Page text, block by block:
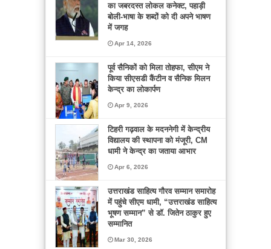
का जबरदस्त लोकल कनेक्ट, पहाड़ी
बोली-भाषा के शब्दों को दी अपने भाषण
में जगह
Apr 14, 2026
पूर्व सैनिकों को मिला तोहफा, सीएम ने
किया सीएसडी कैंटीन व सैनिक मिलन
केन्द्र का लोकार्पण
Apr 9, 2026
टिहरी गढ़वाल के मदननेगी में केन्द्रीय
विद्यालय की स्थापना को मंजूरी, CM
धामी ने केन्द्र का जताया आभार
Apr 6, 2026
उत्तराखंड साहित्य गौरव सम्मान समारोह
में पहुंचे सीएम धामी, “उत्तराखंड साहित्य
भूषण सम्मान” से डॉ. जितेन ठाकुर हुए
सम्मानित
Mar 30, 2026